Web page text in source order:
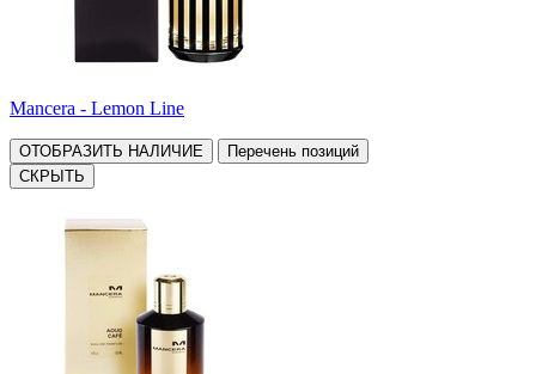
Mancera - Lemon Line
ОТОБРАЗИТЬ НАЛИЧИЕ
Перечень позиций
СКРЫТЬ